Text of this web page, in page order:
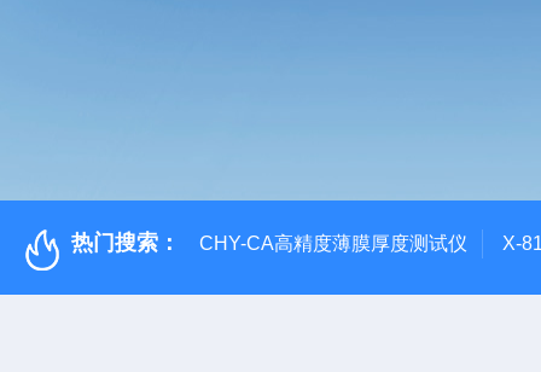
热门搜索： CHY-CA高精度薄膜厚度测试仪 X-